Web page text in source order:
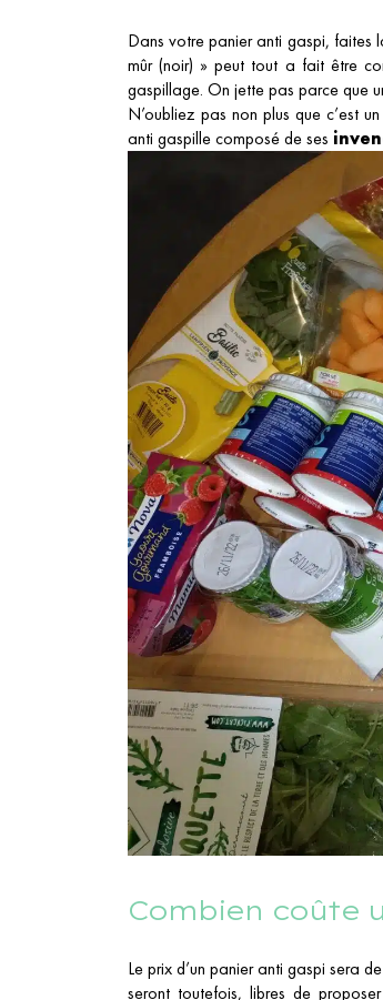
Dans votre panier anti gaspi, faites
mûr (noir) » peut tout a fait être
gaspillage. On jette pas parce que
N’oubliez pas non plus que c’est
anti gaspille composé de ses
Combien coûte
Le prix d’un panier anti gaspi sera
seront toutefois, libres de